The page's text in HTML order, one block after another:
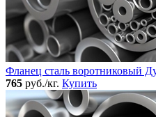
Фланец сталь воротниковый
765 руб./кг. Купить